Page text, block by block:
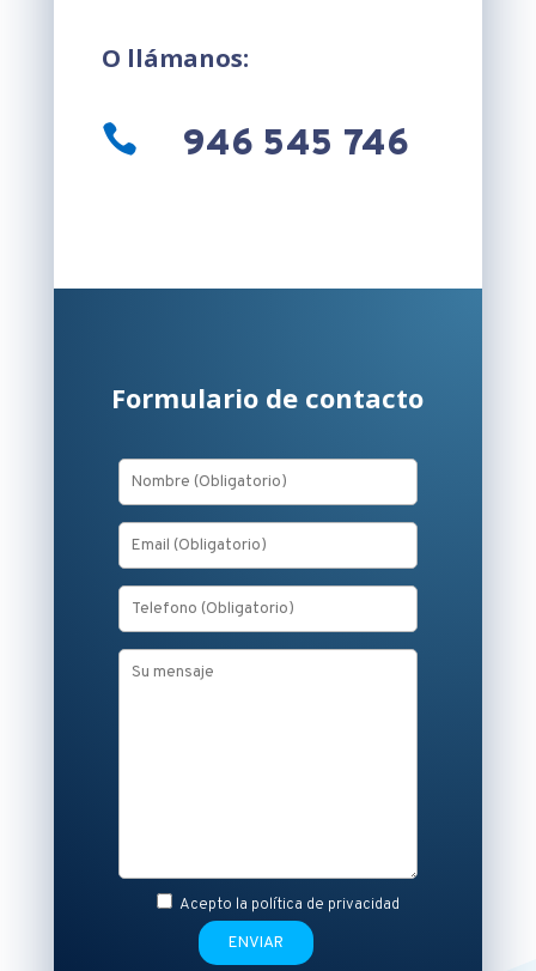
O llámanos:
 946 545 746
Formulario de contacto
Acepto la política de privacidad